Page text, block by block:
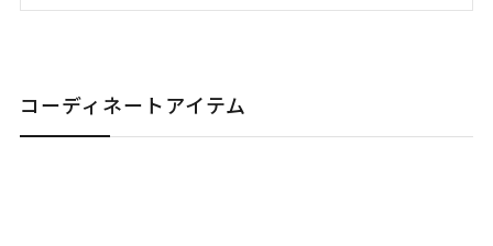
コーディネートアイテム